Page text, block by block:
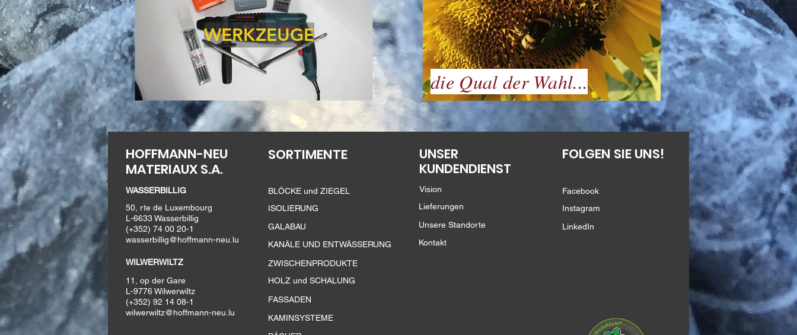
WERKZEUGE
die Qual der Wahl...
HOFFMANN-NEU
MATERIAUX S.A.
WASSERBILLIG
50, rte de Luxembourg
L-6633 Wasserbillig
(+352) 74 00 20-1
wasserbillig@hoffmann-neu.lu
WILWERWILTZ
11, op der Gare
L-9776 Wilwerwiltz
(+352) 92 14 08-1
wilwerwiltz@hoffmann-neu.lu
SORTIMENTE
BLÖCKE und ZIEGEL
ISOLIERUNG
GALABAU
KANÄLE UND ENTWÄSSERUNG
ZWISCHENPRODUKTE
HOLZ und SCHALUNG
FASSADEN
KAMINSYSTEME
UNSER
KUNDENDIENST
Vision
Lieferungen
Unsere Standorte
Kontakt
FOLGEN SIE UNS!
Facebook
Instagram
LinkedIn